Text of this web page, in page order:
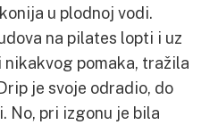
u plodnoj vodi.
na pilates lopti i uz
pomaka, tražila
je svoje odradio, do
No, pri izgonu je bila